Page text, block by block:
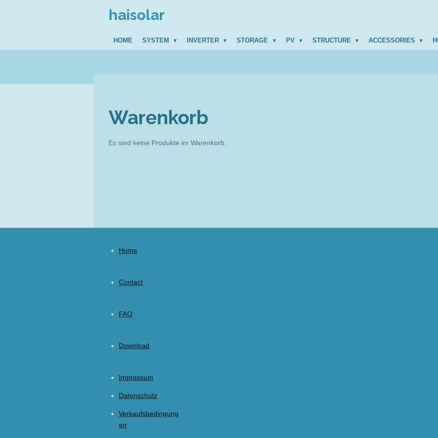
haisolar
HOME SYSTEM INVERTER STORAGE PV STRUCTURE ACCESSORIES
Warenkorb
Es sind keine Produkte im Warenkorb.
Home
Contact
FAQ
Download
Impressum
Datenschutz
Verkaufsbedingung
en